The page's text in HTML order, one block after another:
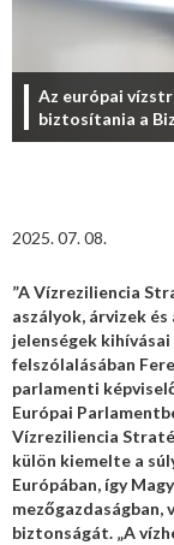
Az európai
biztosítania a
2025. 07. 08.
”A Vízreziliencia
aszályok, árvizek
jelenségek
felszólalásában
parlamenti
Európai
Vízreziliencia
külön kiemelte a
Európában, így
biztonságát. „A